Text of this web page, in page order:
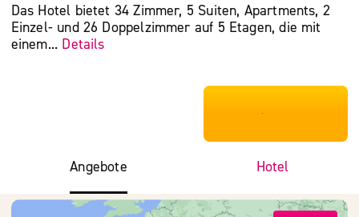
Das Hotel bietet 34 Zimmer, 5 Suiten, Apartments, 2
Einzel- und 26 Doppelzimmer auf 5 Etagen, die mit
einem... Details
***************
Angebote Hotel